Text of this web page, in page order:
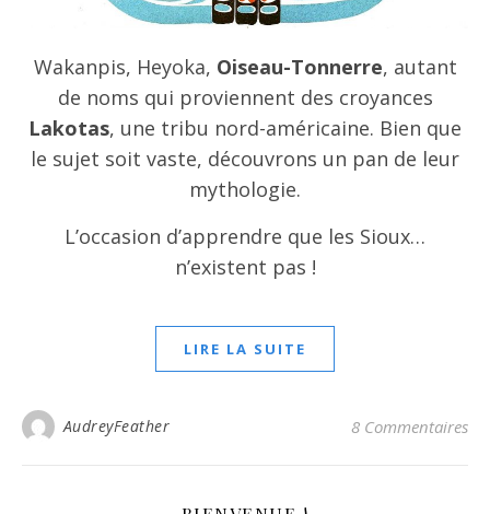
Wakanpis, Heyoka, Oiseau-Tonnerre, autant
de noms qui proviennent des croyances
Lakotas, une tribu nord-américaine. Bien que
le sujet soit vaste, découvrons un pan de leur
mythologie.
L’occasion d’apprendre que les Sioux…
n’existent pas !
LIRE LA SUITE
AudreyFeather 8 Commentaires